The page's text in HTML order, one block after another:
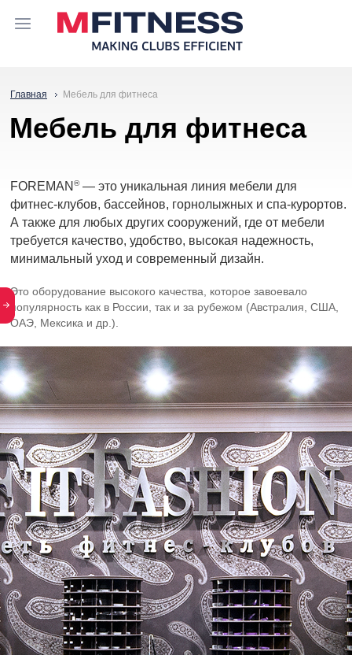
Главная Мебель для фитнеса
Мебель для фитнеса
FOREMAN ®— это уникальная линия мебели для
фитнес-клубов, бассейнов, горнолыжных и спа-курортов.
А также для любых других сооружений, где от мебели
требуется качество, удобство, высокая надежность,
минимальный уход и современный дизайн.
Это оборудование высокого качества, которое завоевало
популярность как в России, так и за рубежом (Австралия, США,
ОАЭ, Мексика и др.).